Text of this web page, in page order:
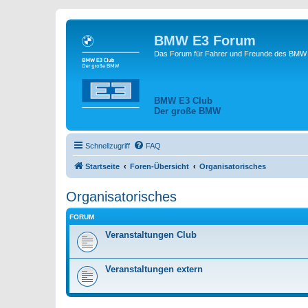
BMW E3 Forum
Das Forum für Fahrer und Freunde des
BMW E3 Club
Der große BMW
Schnellzugriff FAQ
Startseite Foren-Übersicht Organisatorisches
Organisatorisches
FORUM
Veranstaltungen Club
Veranstaltungen extern